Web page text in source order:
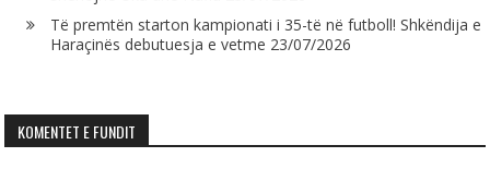
Të premtën starton kampionati i 35-të në futboll! Shkëndija e
Haraçinës debutuesja e vetme 23/07/2026
KOMENTET E FUNDIT